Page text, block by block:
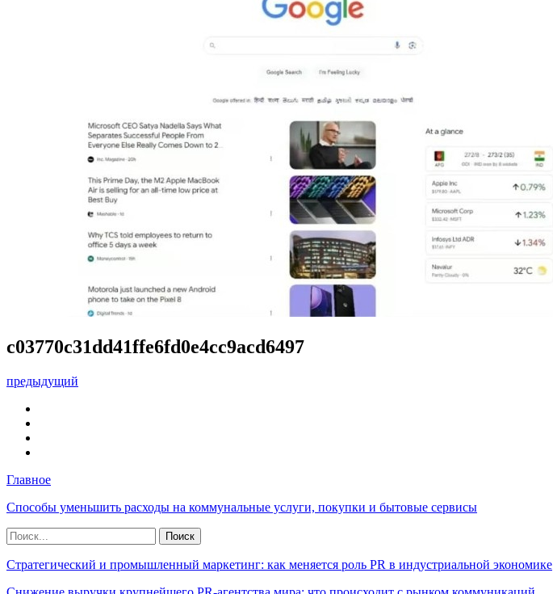
c03770c31dd41ffe6fd0e4cc9acd6497
предыдущий
Главное
Способы уменьшить расходы на коммунальные услуги, покупки и бытовые сервисы
Стратегический и промышленный маркетинг: как меняется роль PR в индустриальной экономике